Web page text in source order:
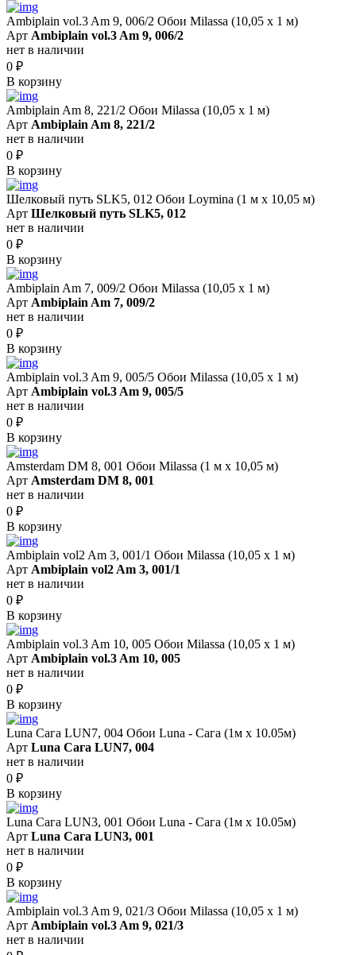
Ambiplain vol.3 Am 9, 006/2 Обои Milassa (10,05 х 1 м)
Арт Ambiplain vol.3 Am 9, 006/2
нет в наличии
0 ₽
В корзину
Ambiplain Am 8, 221/2 Обои Milassa (10,05 х 1 м)
Арт Ambiplain Am 8, 221/2
нет в наличии
0 ₽
В корзину
Шелковый путь SLK5, 012 Обои Loymina (1 м х 10,05 м)
Арт Шелковый путь SLK5, 012
нет в наличии
0 ₽
В корзину
Ambiplain Am 7, 009/2 Обои Milassa (10,05 х 1 м)
Арт Ambiplain Am 7, 009/2
нет в наличии
0 ₽
В корзину
Ambiplain vol.3 Am 9, 005/5 Обои Milassa (10,05 х 1 м)
Арт Ambiplain vol.3 Am 9, 005/5
нет в наличии
0 ₽
В корзину
Amsterdam DM 8, 001 Обои Milassa (1 м х 10,05 м)
Арт Amsterdam DM 8, 001
нет в наличии
0 ₽
В корзину
Ambiplain vol2 Am 3, 001/1 Обои Milassa (10,05 х 1 м)
Арт Ambiplain vol2 Am 3, 001/1
нет в наличии
0 ₽
В корзину
Ambiplain vol.3 Am 10, 005 Обои Milassa (10,05 х 1 м)
Арт Ambiplain vol.3 Am 10, 005
нет в наличии
0 ₽
В корзину
Luna Сага LUN7, 004 Обои Luna - Сага (1м х 10.05м)
Арт Luna Сага LUN7, 004
нет в наличии
0 ₽
В корзину
Luna Сага LUN3, 001 Обои Luna - Сага (1м х 10.05м)
Арт Luna Сага LUN3, 001
нет в наличии
0 ₽
В корзину
Ambiplain vol.3 Am 9, 021/3 Обои Milassa (10,05 х 1 м)
Арт Ambiplain vol.3 Am 9, 021/3
нет в наличии